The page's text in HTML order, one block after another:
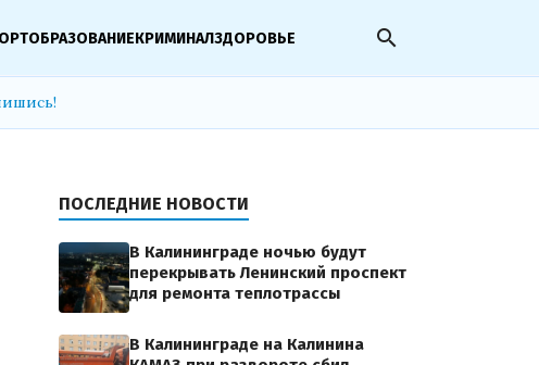
ОБРАЗОВАНИЕКРИМИНАЛЗДОРОВЬЕ search
ПОСЛЕДНИЕ НОВОСТИ
В Калининграде ночью будут
перекрывать Ленинский проспект
для ремонта теплотрассы
В Калининграде на Калинина